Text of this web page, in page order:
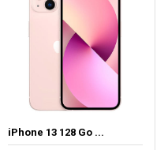
iPhone 13 128 Go ...